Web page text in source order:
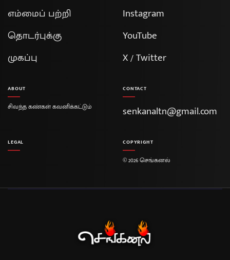
எம்மைப் பற்றி
தொடர்புக்கு
முகப்பு
Instagram
YouTube
X / Twitter
ABOUT
சிவந்த கண்கள் கவனிக்கட்டும்
CONTACT
senkanaltn@gmail.com
LEGAL COPYRIGHT
© 2026 செங்கனல்